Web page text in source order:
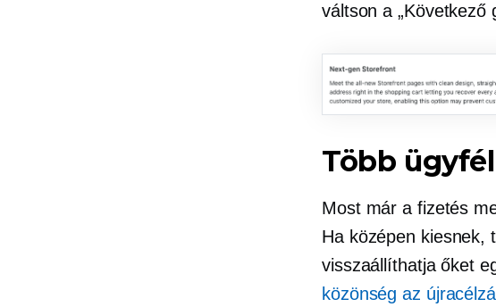
váltson a„Következő
Több
Most már a fizetés
Ha középen kiesnek,
visszaállíthatja őket
közönség az